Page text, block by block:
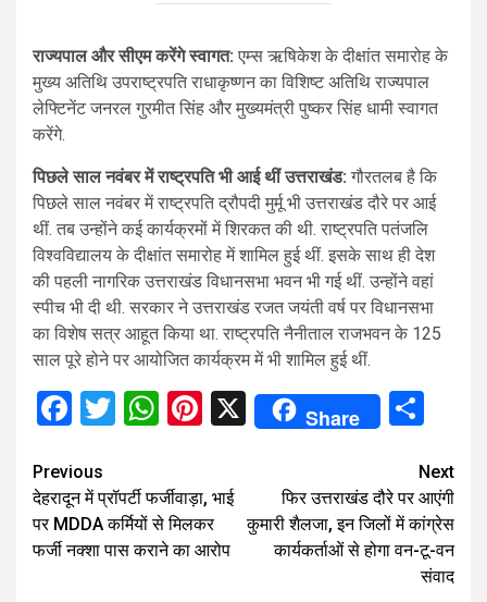
राज्यपाल और सीएम करेंगे स्वागत: एम्स ऋषिकेश के दीक्षांत समारोह के
मुख्य अतिथि उपराष्ट्रपति राधाकृष्णन का विशिष्ट अतिथि राज्यपाल
लेफ्टिनेंट जनरल गुरमीत सिंह और मुख्यमंत्री पुष्कर सिंह धामी स्वागत
करेंगे.
पिछले साल नवंबर में राष्ट्रपति भी आई थीं उत्तराखंड: गौरतलब है कि
पिछले साल नवंबर में राष्ट्रपति द्रौपदी मुर्मू भी उत्तराखंड दौरे पर आई
थीं. तब उन्होंने कई कार्यक्रमों में शिरकत की थी. राष्ट्रपति पतंजलि
विश्वविद्यालय के दीक्षांत समारोह में शामिल हुई थीं. इसके साथ ही देश
की पहली नागरिक उत्तराखंड विधानसभा भवन भी गई थीं. उन्होंने वहां
स्पीच भी दी थी. सरकार ने उत्तराखंड रजत जयंती वर्ष पर विधानसभा
का विशेष सत्र आहूत किया था. राष्ट्रपति नैनीताल राजभवन के 125
साल पूरे होने पर आयोजित कार्यक्रम में भी शामिल हुई थीं.
Facebook
Twitter
WhatsApp
Pinterest
X Share
Continue
Reading
Previous
देहरादून में प्रॉपर्टी फर्जीवाड़ा, भाई
पर MDDA कर्मियों से मिलकर
फर्जी नक्शा पास कराने का आरोप
Next
फिर उत्तराखंड दौरे पर आएंगी
कुमारी शैलजा, इन जिलों में कांग्रेस
कार्यकर्ताओं से होगा वन-टू-वन
संवाद